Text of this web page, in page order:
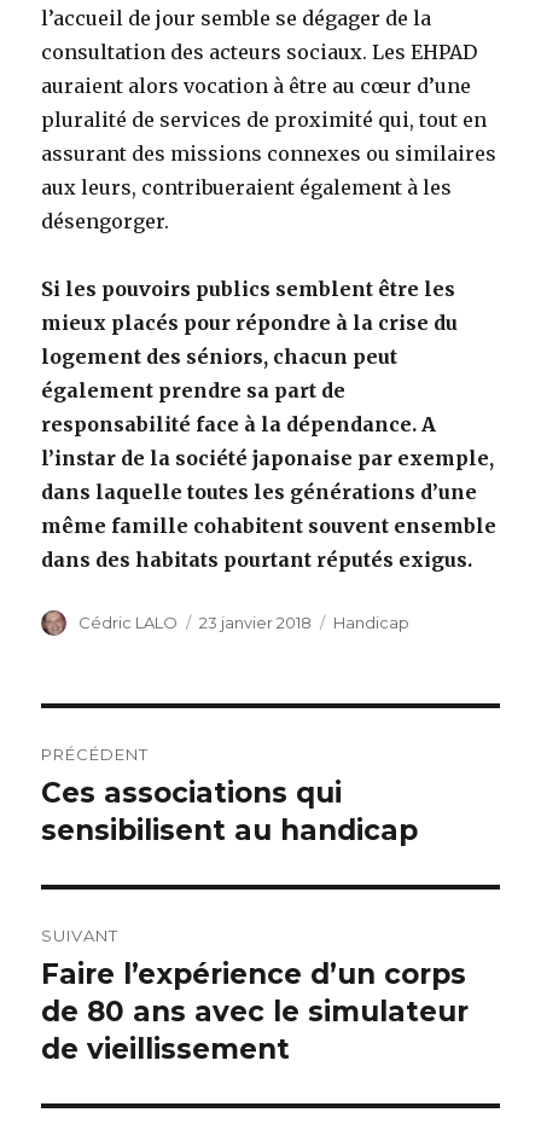
l’accueil de jour semble se dégager de la
consultation des acteurs sociaux. Les EHPAD
auraient alors vocation à être au cœur d’une
pluralité de services de proximité qui, tout en
assurant des missions connexes ou similaires
aux leurs, contribueraient également à les
désengorger.
Si les pouvoirs publics semblent être les
mieux placés pour répondre à la crise du
logement des séniors, chacun peut
également prendre sa part de
responsabilité face à la dépendance. A
l’instar de la société japonaise par exemple,
dans laquelle toutes les générations d’une
même famille cohabitent souvent ensemble
dans des habitats pourtant réputés exigus.
Auteur
Cédric LALO
Publié
23 janvier 2018 Catégories
Handicap
de
l’article
PRÉCÉDENT
Article
précédent :
Ces associations qui
sensibilisent au handicap
SUIVANT
Article
suivant :
Faire l’expérience d’un corps
de 80 ans avec le simulateur
de vieillissement